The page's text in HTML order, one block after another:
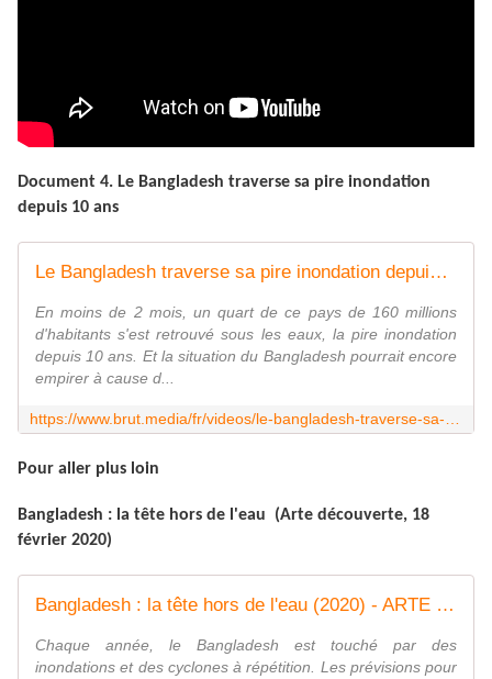
Document 4. Le Bangladesh traverse sa pire inondation
depuis 10 ans
Le Bangladesh traverse sa pire inondation depuis 10 ans
En moins de 2 mois, un quart de ce pays de 160 millions
d'habitants s'est retrouvé sous les eaux, la pire inondation
depuis 10 ans. Et la situation du Bangladesh pourrait encore
empirer à cause d...
Pour aller plus loin
Bangladesh : la tête hors de l'eau (Arte découverte, 18
février 2020)
Bangladesh : la tête hors de l'eau (2020) - ARTE Reportage - Regarder le documentaire complet | ARTE
Chaque année, le Bangladesh est touché par des
inondations et des cyclones à répétition. Les prévisions pour